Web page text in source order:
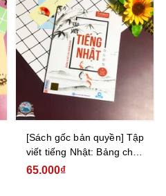
[Sách gốc bản quyền] Tập
viết tiếng Nhật: Bảng chữ
cái Hiragana
65.000₫